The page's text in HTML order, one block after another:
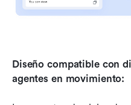
Diseño compatible con
agentes en movimiento: